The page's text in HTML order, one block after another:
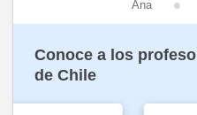
Ana
Conoce a los
de Chile